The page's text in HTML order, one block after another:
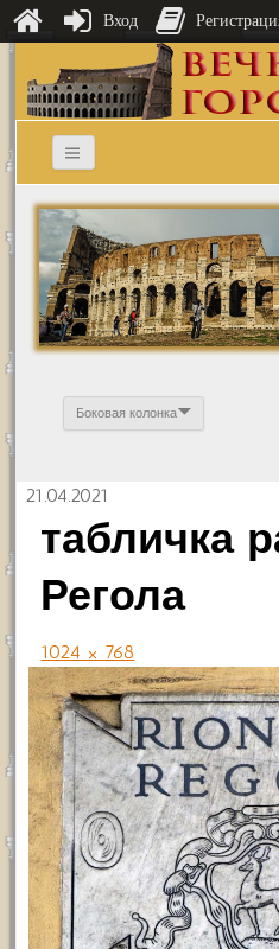
Боковая колонка
21.04.2021
табличка
Регола
1024 × 768
Вход